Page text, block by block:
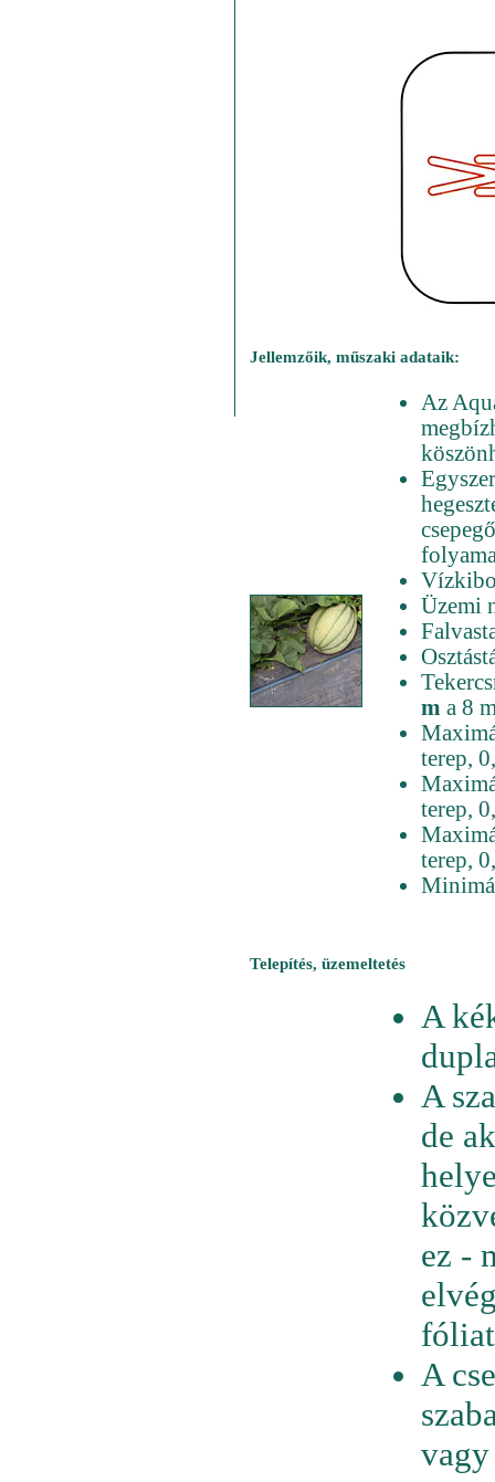
Jellemzőik, műszaki adataik:
Az
Üzemi
m a 8
terep,
terep,
terep,
Telepítés, üzemeltetés
A
A
de
ez -
A